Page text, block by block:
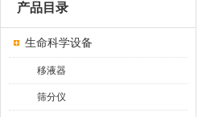
产品目录
生命科学设备
移液器
筛分仪